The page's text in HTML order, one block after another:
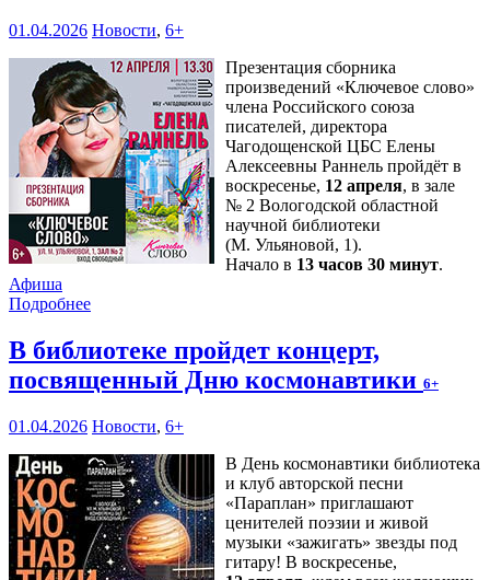
01.04.2026 Новости, 6+
Презентация сборника
произведений «Ключевое слово»
члена Российского союза
писателей, директора
Чагодощенской ЦБС Елены
Алексеевны Раннель пройдёт в
воскресенье, 12 апреля, в зале
№ 2 Вологодской областной
научной библиотеки
(М. Ульяновой, 1).
Начало в 13 часов 30 минут.
Афиша
Подробнее
В библиотеке пройдет концерт,
посвященный Дню космонавтики 6+
01.04.2026 Новости, 6+
В День космонавтики библиотека
и клуб авторской песни
«Параплан» приглашают
ценителей поэзии и живой
музыки «зажигать» звезды под
гитару! В воскресенье,